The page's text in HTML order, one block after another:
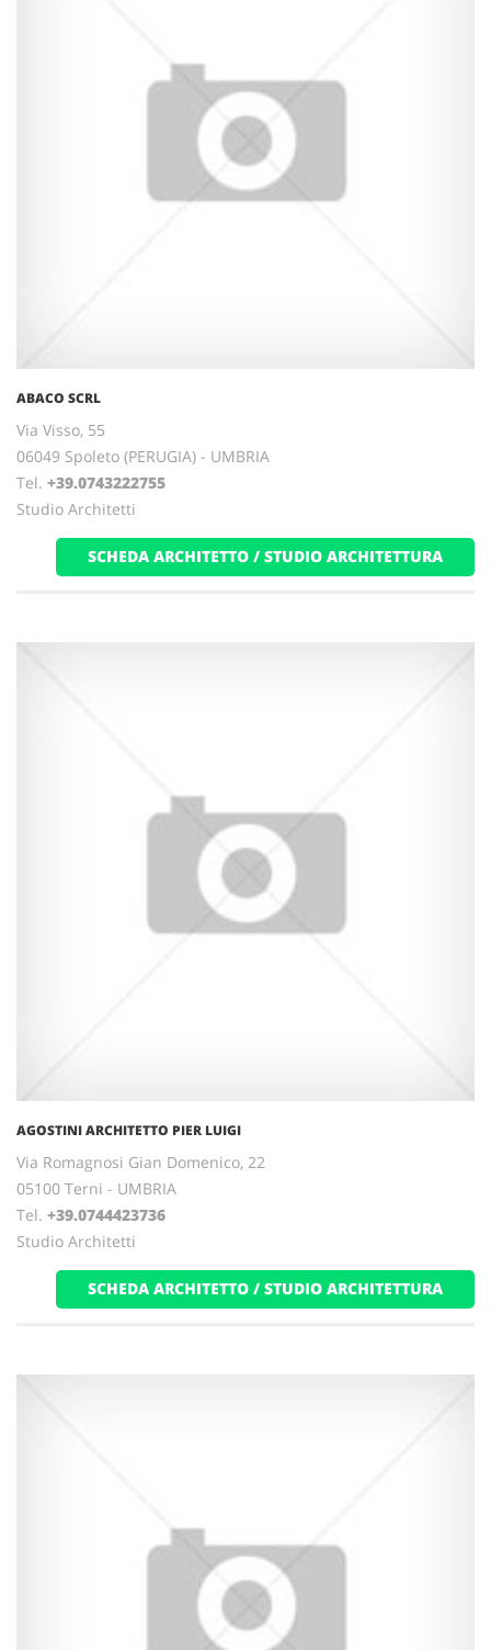
ABACO SCRL
Via Visso, 55
06049 Spoleto (PERUGIA) - UMBRIA
Tel. +39.0743222755
Studio Architetti
SCHEDA ARCHITETTO / STUDIO ARCHITETTURA
AGOSTINI ARCHITETTO PIER LUIGI
Via Romagnosi Gian Domenico, 22
05100 Terni - UMBRIA
Tel. +39.0744423736
Studio Architetti
SCHEDA ARCHITETTO / STUDIO ARCHITETTURA